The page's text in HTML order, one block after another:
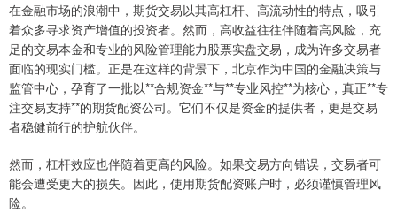
在金融市场的浪潮中，期货交易以其高杠杆、高流动性的特点，吸引
着众多寻求资产增值的投资者。然而，高收益往往伴随着高风险，充
足的交易本金和专业的风险管理能力股票实盘交易，成为许多交易者
面临的现实门槛。正是在这样的背景下，北京作为中国的金融决策与
监管中心，孕育了一批以**合规资金**与**专业风控**为核心，真正**专
注交易支持**的期货配资公司。它们不仅是资金的提供者，更是交易
者稳健前行的护航伙伴。
然而，杠杆效应也伴随着更高的风险。如果交易方向错误，交易者可
能会遭受更大的损失。因此，使用期货配资账户时，必须谨慎管理风
险。